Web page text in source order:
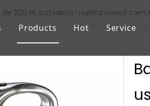
Products Hot Service
200 W, batedeira multifuncional com